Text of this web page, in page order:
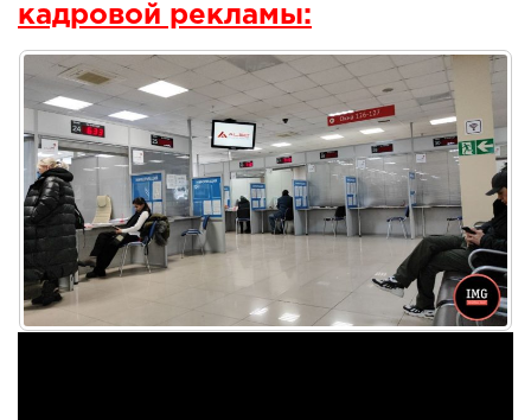
кадровой рекламы: